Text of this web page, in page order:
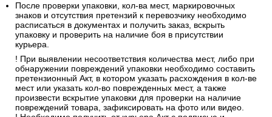
После проверки упаковки, кол-ва мест, маркировочных
знаков и отсутствия претензий к перевозчику необходимо
расписаться в документах и получить заказ, вскрыть
упаковку и проверить на наличие боя в присутствии
курьера.
! При выявлении несоответствия количества мест, либо при
обнаружении повреждений упаковки необходимо составить
претензионный Акт, в котором указать расхождения в кол-ве
мест или указать кол-во поврежденных мест, а также
произвести вскрытие упаковки для проверки на наличие
повреждений товара, зафиксировать на фото или видео.